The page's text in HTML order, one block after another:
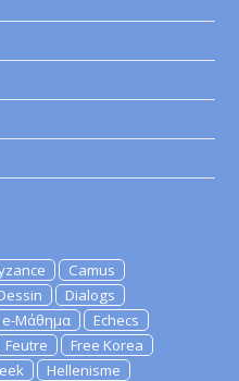
Camus
Dialogs
e-Μάθημα
Echecs
Feutre
Free Korea
Hellenisme